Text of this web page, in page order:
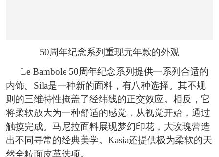
50周年纪念系列重现元年款的外观
Le Bambole 50周年纪念系列提供一系列合适的
内饰。Sila是一种新的面料，有八种选择。其不规
则的三维特性掩盖了经纬线的正交效应。相反，它
将柔软放大为一种舒适的感觉，从视觉开始，通过
触摸完成。马尼拉面料展现梦幻印花，大玫瑰营造
出不同寻常的经典美学。Kasia还提供极为柔软的天
然全粒面皮革选项。